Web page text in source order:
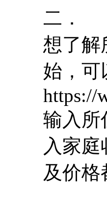
二．
想了解
始，可
https://
输入所
入家
及价格